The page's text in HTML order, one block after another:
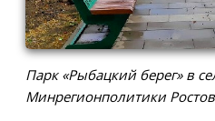
Парк «Рыбацкий берег» в
Минрегионполитики